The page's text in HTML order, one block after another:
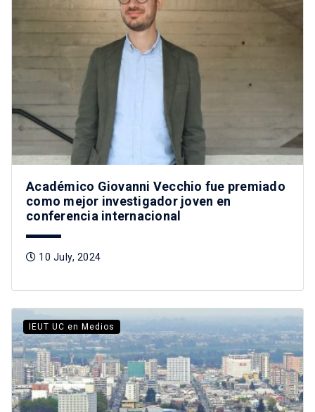
Académico Giovanni Vecchio fue premiado
como mejor investigador joven en
conferencia internacional
10 July, 2024
IEUT UC en Medios